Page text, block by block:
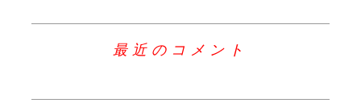
最近のコメント